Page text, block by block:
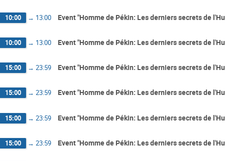
10:00 → 13:00 Event "Homme de Pékin: Les derniers secrets de
10:00 → 13:00 Event "Homme de Pékin: Les derniers secrets de
15:00 → 23:59 Event "Homme de Pékin: Les derniers secrets de
15:00 → 23:59 Event "Homme de Pékin: Les derniers secrets de
15:00 → 23:59 Event "Homme de Pékin: Les derniers secrets de
15:00 → 23:59 Event "Homme de Pékin: Les derniers secrets de